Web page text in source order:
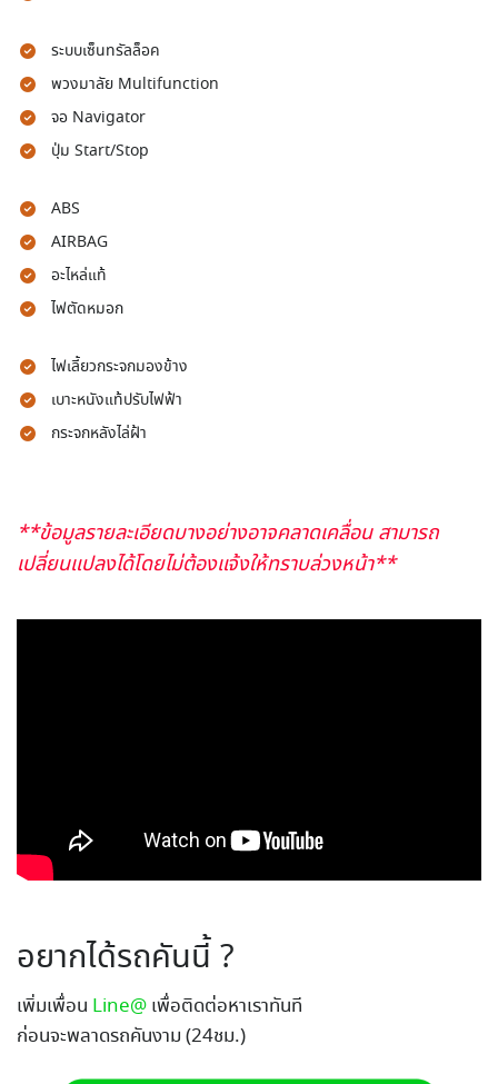
ระบบเซ็นทรัลล็อค
พวงมาลัย Multifunction
จอ Navigator
ปุ่ม Start/Stop
ABS
AIRBAG
อะไหล่แท้
ไฟตัดหมอก
ไฟเลี้ยวกระจกมองข้าง
เบาะหนังแท้ปรับไฟฟ้า
กระจกหลังไล่ฝ้า
**ข้อมูลรายละเอียดบางอย่างอาจคลาดเคลื่อน สามารถ
เปลี่ยนแปลงได้โดยไม่ต้องแจ้งให้ทราบล่วงหน้า**
อยากได้รถคันนี้ ?
เพิ่มเพื่อน Line@ เพื่อติดต่อหาเราทันที
ก่อนจะพลาดรถคันงาม (24ชม.)